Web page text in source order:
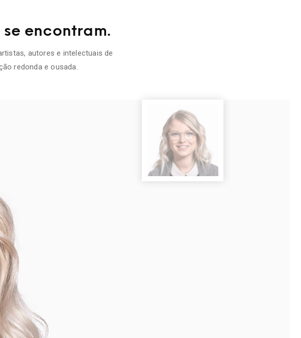
encontram.
autores e intelectuais de
redonda e ousada.